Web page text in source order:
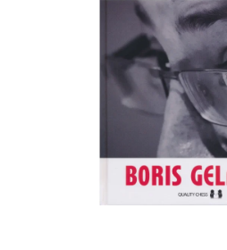
SCHACH-ANTIQUITÄTENLADEN
SCHACH ONLINE
GESCHÄFTSBEDINGUNGEN